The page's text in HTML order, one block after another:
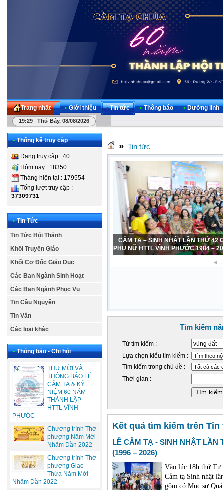
Trang nhất • Giới thiệu • Tin tức • Thông báo • Dưỡng linh
19:29 Thứ Bảy, 08/08/2026
• Thống kê truy cập
Đang truy cập : 40
Hôm nay : 18350
Tháng hiện tại : 179554
Tổng lượt truy cập :
37309731
• Tin Tức
Tin Tức Hội Thánh
Khối Truyền Giáo
Khối Cơ Đốc Giáo Dục
Các Ban Ngành Sinh Hoạt
Các Ban Ngành Phục Vụ
Tin Cầu Nguyện
Tin Vắn
Các loại khác
• Thông báo - Chi hội
THƯ MỜI VÀ
THÔNG BÁO LỄ
CẢM TẠ & KỶ
NIỆM 60 NĂM
THÀNH LẬP
HTTL VĨNH
PHƯÓC
Chương trình Thờ
phượng Năm Mới
Nhâm Dần 2022
Chương trình Thờ
phượng Giao
Thừa Năm Mới
Nhâm Dần 2022
» Tin tức
CẢM TẠ – SINH NHẬT LẦN THỨ 42
PHỤ NỮ HTTL VĨNH PHƯỚC 1984 –
Tìm kiếm
Từ tìm kiếm :
Lựa chọn kiểu tìm kiếm :
Tìm kiếm trong chủ đề :
Thời gian :
Kết quả tìm kiếm trên Tin
LỄ CẢM TẠ - SINH NHẬT LẦN
(1996 – 2026)
Vào lúc 18h thứ Tư
Cảm tạ Sinh nhật
gồm có Mục sư